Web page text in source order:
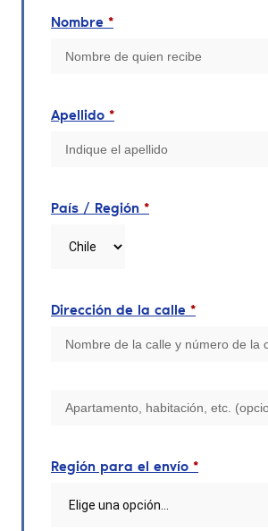
Nombre *
Apellido *
País / Región *
Dirección de la calle *
Región para el envío *